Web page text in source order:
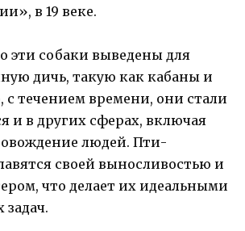
в 19 веке.
эти собаки выведены для
дичь, такую как кабаны и
с течением времени, они стали
и в других сферах, включая
людей. Пти-
своей выносливостью и
что делает их идеальными
задач.